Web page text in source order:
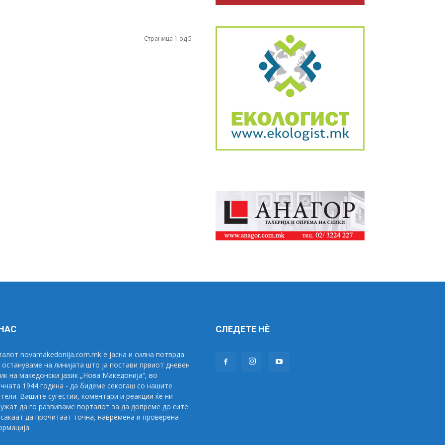
Страница 1 од 5
novamakedonija.com.mk е јасна и силна потврда
остануваме на линијата што ја постави првиот дневен
на македонски јазик „Нова Македонија“, во
1944 година - да бидеме секогаш со нашите
Вашите сугестии, коментари и реакции ќе ни
да го развиваме порталот за да допреме до сите
да прочитаат точна, навремена и проверена
СЛЕДЕТЕ НÈ